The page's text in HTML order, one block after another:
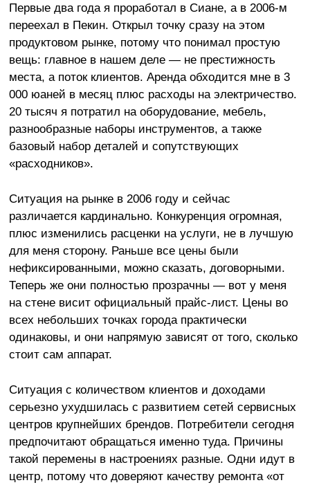
Первые два года я проработал в Сиане, а в 2006-м
переехал в Пекин. Открыл точку сразу на этом
продуктовом рынке, потому что понимал простую
вещь: главное в нашем деле — не престижность
места, а поток клиентов. Аренда обходится мне в 3
000 юаней в месяц плюс расходы на электричество.
20 тысяч я потратил на оборудование, мебель,
разнообразные наборы инструментов, а также
базовый набор деталей и сопутствующих
«расходников».
Ситуация на рынке в 2006 году и сейчас
различается кардинально. Конкуренция огромная,
плюс изменились расценки на услуги, не в лучшую
для меня сторону. Раньше все цены были
нефиксированными, можно сказать, договорными.
Теперь же они полностью прозрачны — вот у меня
на стене висит официальный прайс-лист. Цены во
всех небольших точках города практически
одинаковы, и они напрямую зависят от того, сколько
стоит сам аппарат.
Ситуация с количеством клиентов и доходами
серьезно ухудшилась с развитием сетей сервисных
центров крупнейших брендов. Потребители сегодня
предпочитают обращаться именно туда. Причины
такой перемены в настроениях разные. Одни идут в
центр, потому что доверяют качеству ремонта «от